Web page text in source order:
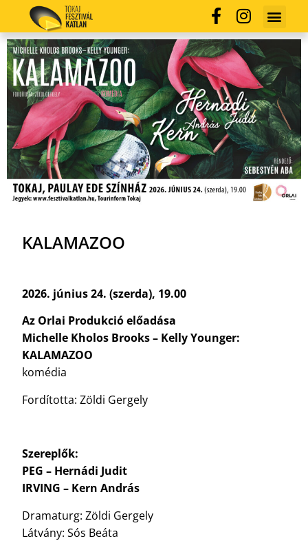
KALAMAZOO
2026. június 24. (szerda), 19.00
Az Orlai Produkció előadása
Michelle Kholos Brooks – Kelly Younger:
KALAMAZOO
komédia
Fordította: Zöldi Gergely
Szereplők:
PEG – Hernádi Judit
IRVING – Kern András
Dramaturg: Zöldi Gergely
Látvány: Sós Beáta